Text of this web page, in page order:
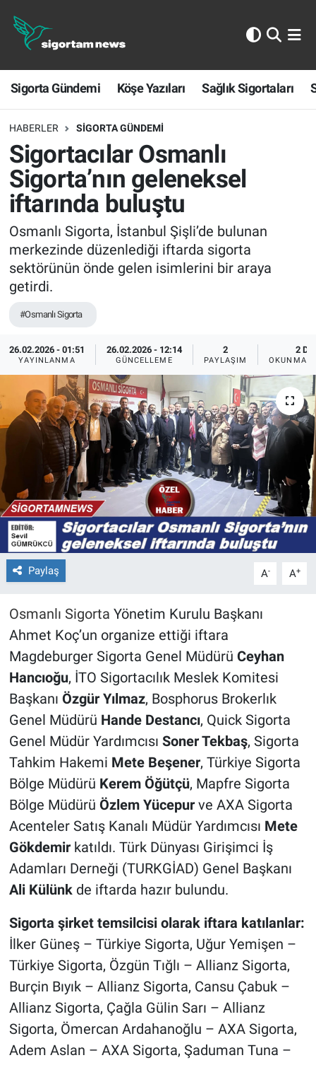
Sigorta Gündemi Köşe Yazıları Sağlık Sigortaları
HABERLER SIGORTA GÜNDEMI
Sigortacılar Osmanlı
Sigorta’nın geleneksel
iftarında buluştu
Osmanlı Sigorta, İstanbul Şişli’de bulunan
merkezinde düzenlediği iftarda sigorta
sektörünün önde gelen isimlerini bir araya
getirdi.
#Osmanlı Sigorta
26.02.2026 - 01:51
YAYINLANMA
26.02.2026 - 12:14
GÜNCELLEME
2
PAYLAŞIM
2 DK
OKUNMA
Paylaş A- A+
Osmanlı Sigorta Yönetim Kurulu Başkanı
Ahmet Koç’un organize ettiği iftara
Magdeburger Sigorta Genel Müdürü Ceyhan
Hancıoğu, İTO Sigortacılık Meslek Komitesi
Başkanı Özgür Yılmaz, Bosphorus Brokerlık
Genel Müdürü Hande Destancı, Quick Sigorta
Genel Müdür Yardımcısı Soner Tekbaş, Sigorta
Tahkim Hakemi Mete Beşener, Türkiye Sigorta
Bölge Müdürü Kerem Öğütçü, Mapfre Sigorta
Bölge Müdürü Özlem Yücepurve AXA Sigorta
Acenteler Satış Kanalı Müdür Yardımcısı Mete
Gökdemirkatıldı. Türk Dünyası Girişimci İş
Adamları Derneği (TURKGİAD) Genel Başkanı
Ali Külünkde iftarda hazır bulundu.
Sigorta şirket temsilcisi olarak iftara katılanlar:
İlker Güneş – Türkiye Sigorta, Uğur Yemişen –
Türkiye Sigorta, Özgün Tığlı – Allianz Sigorta,
Burçin Bıyık – Allianz Sigorta, Cansu Çabuk –
Allianz Sigorta, Çağla Gülin Sarı – Allianz
Sigorta, Ömercan Ardahanoğlu – AXA Sigorta,
Adem Aslan – AXA Sigorta, Şaduman Tuna –
Sigorta Gündemi
Köşe Yazıları
Sağlık Sigortaları
Sporun Sigortası
Ekonomi